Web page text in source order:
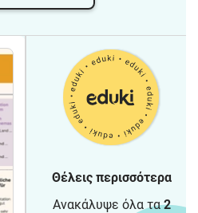
Θέλεις περισσότερα
Ανακάλυψε όλα τα2